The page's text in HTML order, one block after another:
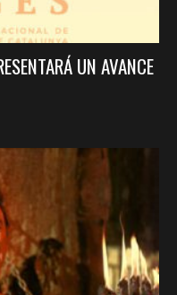
UN AVANCE